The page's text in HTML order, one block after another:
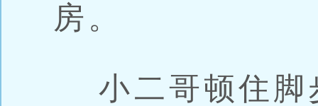
房。
小二哥顿住脚